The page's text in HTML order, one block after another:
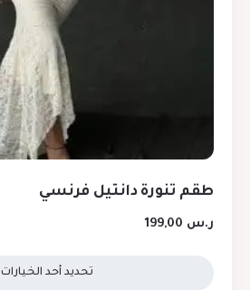
طقم تنورة دانتيل فرنسي
ر.س
تحديد أحد الخيارات